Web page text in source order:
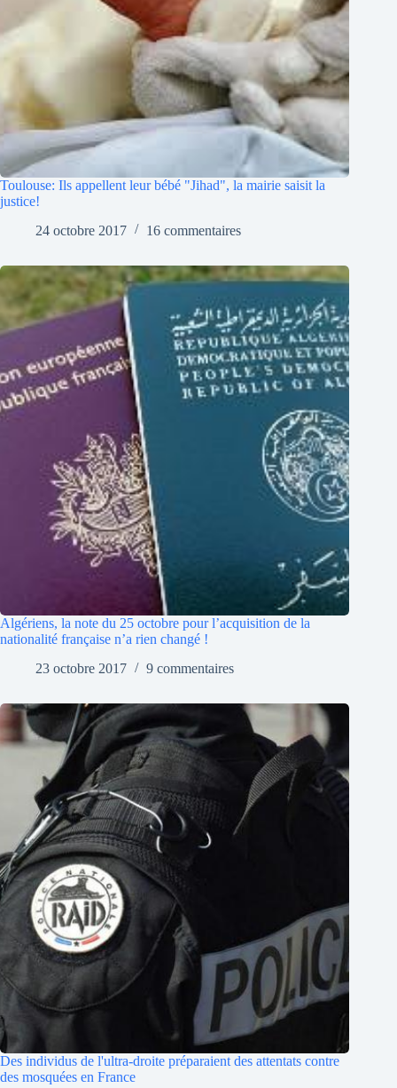
Toulouse: Ils appellent leur bébé "Jihad", la mairie saisit la
justice!
24 octobre 2017
16 commentaires
Algériens, la note du 25 octobre pour l’acquisition de la
nationalité française n’a rien changé !
23 octobre 2017
9 commentaires
Des individus de l'ultra-droite préparaient des attentats contre
des mosquées en France